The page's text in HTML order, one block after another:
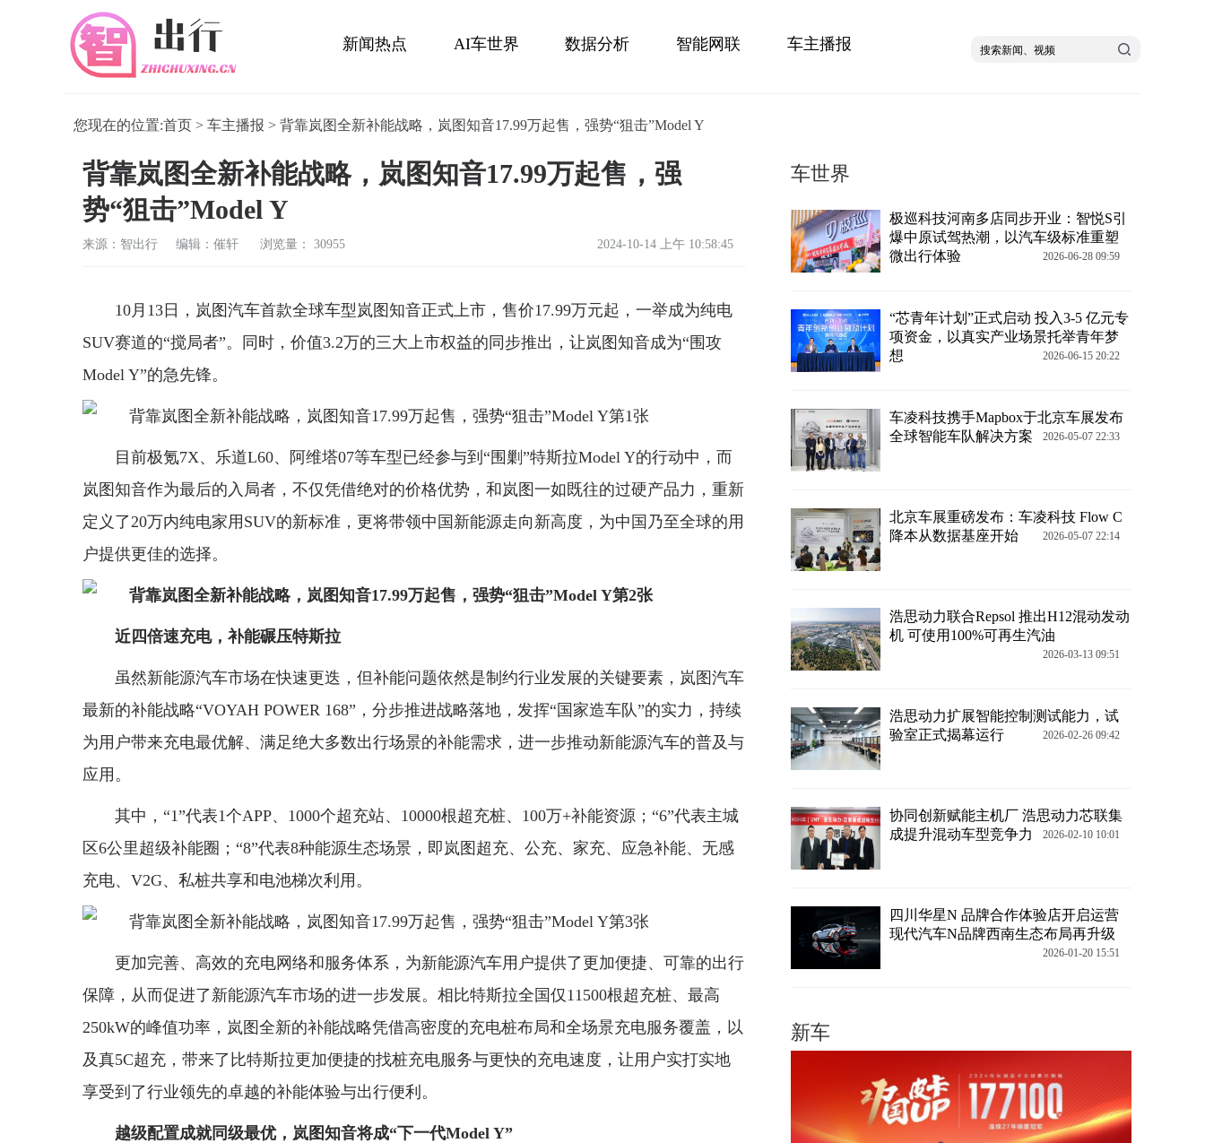
新闻热点 AI车世界 数据分析 智能网联 车主播报
您现在的位置:首页 > 车主播报 > 背靠岚图全新补能战略，岚图知音17.99万起售，强势“狙击”Model Y
背靠岚图全新补能战略，岚图知音17.99万起售，强
势“狙击”Model Y
来源：智出行 编辑：催轩 2024-10-14 上午 10:58:45
浏览量： 30955
10月13日，岚图汽车首款全球车型岚图知音正式上市，售价17.99万元起，一举成为纯电
SUV赛道的“搅局者”。同时，价值3.2万的三大上市权益的同步推出，让岚图知音成为“围攻
Model Y”的急先锋。
目前极氪7X、乐道L60、阿维塔07等车型已经参与到“围剿”特斯拉Model Y的行动中，而
岚图知音作为最后的入局者，不仅凭借绝对的价格优势，和岚图一如既往的过硬产品力，重新
定义了20万内纯电家用SUV的新标准，更将带领中国新能源走向新高度，为中国乃至全球的用
户提供更佳的选择。
近四倍速充电， 补能碾压特斯拉
虽然新能源汽车市场在快速更迭，但补能问题依然是制约行业发展的关键要素，岚图汽车
最新的补能战略“VOYAH POWER 168”，分步推进战略落地，发挥“国家造车队”的实力，持续
为用户带来充电最优解、满足绝大多数出行场景的补能需求，进一步推动新能源汽车的普及与
应用。
其中，“1”代表1个APP、1000个超充站、10000根超充桩、100万+补能资源；“6”代表主城
区6公里超级补能圈；“8”代表8种能源生态场景，即岚图超充、公充、家充、应急补能、无感
充电、V2G、私桩共享和电池梯次利用。
更加完善、高效的充电网络和服务体系，为新能源汽车用户提供了更加便捷、可靠的出行
保障，从而促进了新能源汽车市场的进一步发展。相比特斯拉全国仅11500根超充桩、最高
250kW的峰值功率，岚图全新的补能战略凭借高密度的充电桩布局和全场景充电服务覆盖，以
及真5C超充，带来了比特斯拉更加便捷的找桩充电服务与更快的充电速度，让用户实打实地
享受到了行业领先的卓越的补能体验与出行便利。
越级配置成就同级最优， 岚图知音将成“下一代Model Y”
车世界
极巡科技河南多店同步开业：智悦S引
爆中原试驾热潮，以汽车级标准重塑
微出行体验
2026-06-28 09:59
“芯青年计划”正式启动 投入3-5 亿元专
项资金，以真实产业场景托举青年梦
想
2026-06-15 20:22
车凌科技携手Mapbox于北京车展发布
全球智能车队解决方案
2026-05-07 22:33
北京车展重磅发布：车凌科技 Flow C
降本从数据基座开始
2026-05-07 22:14
浩思动力联合Repsol 推出H12混动发动
机 可使用100%可再生汽油
2026-03-13 09:51
浩思动力扩展智能控制测试能力，试
验室正式揭幕运行
2026-02-26 09:42
协同创新赋能主机厂 浩思动力芯联集
成提升混动车型竞争力
2026-02-10 10:01
四川华星N 品牌合作体验店开启运营
现代汽车N品牌西南生态布局再升级
2026-01-20 15:51
新车